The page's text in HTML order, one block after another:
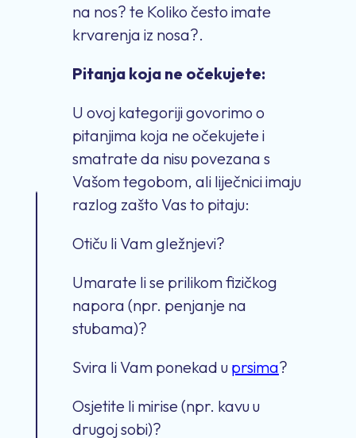
na nos? te Koliko često imate
krvarenja iz nosa?.
Pitanja koja ne očekujete:
U ovoj kategoriji govorimo o
pitanjima koja ne očekujete i
smatrate da nisu povezana s
Vašom tegobom, ali liječnici imaju
razlog zašto Vas to pitaju:
Otiču li Vam gležnjevi?
Umarate li se prilikom fizičkog
napora (npr. penjanje na
stubama)?
Svira li Vam ponekad u prsima?
Osjetite li mirise (npr. kavu u
drugoj sobi)?